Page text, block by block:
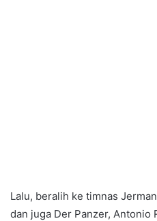
Lalu, beralih ke timnas
dan juga Der Panzer,